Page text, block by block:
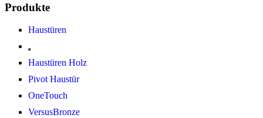
Produkte
Haustüren
Haustüren Holz
Pivot Haustür
OneTouch
VersusBronze